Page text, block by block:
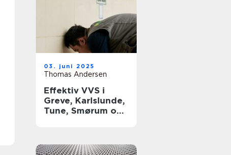
03. juni 2025
Thomas Andersen
Effektiv VVS i
Greve, Karlslunde,
Tune, Smørum og